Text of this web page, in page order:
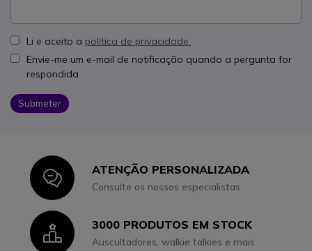
Li e aceito a política de privacidade.
Envie-me um e-mail de notificação quando a pergunta for
respondida
Submeter
IconATENÇÃO PERSONALIZADA
Consulte os nossos especialistas
Icon3000 PRODUTOS EM STOCK
Auscultadores, walkie talkies e mais